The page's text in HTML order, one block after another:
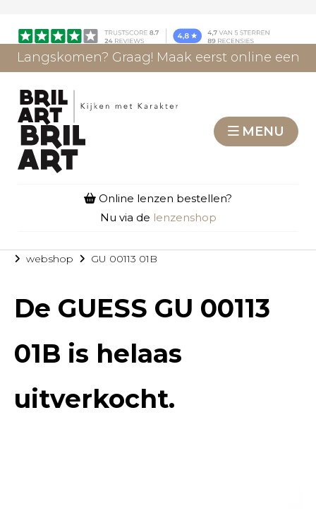
Langskomen? Graag! Maak eerst online een
MENU
Online lenzen bestellen?
Nu via de lenzenshop
webshop GU 00113 01B
De GUESS GU 00113
01B is helaas
uitverkocht.